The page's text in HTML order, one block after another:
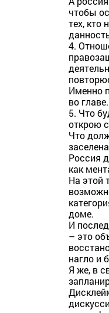
чтобы
тех, кто
4.
Именно
во
5. Что
открою
Что
Россия
как
На этой
доме.
И
– это
нагло и
Я же, в